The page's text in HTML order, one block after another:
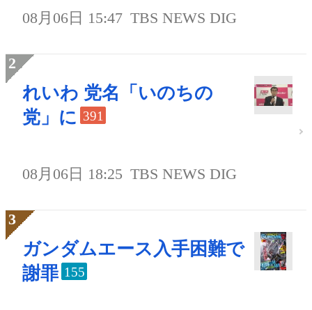
08月06日 15:47 TBS NEWS DIG
れいわ 党名「いのちの
党」に 391
08月06日 18:25 TBS NEWS DIG
ガンダムエース入手困難で
謝罪 155